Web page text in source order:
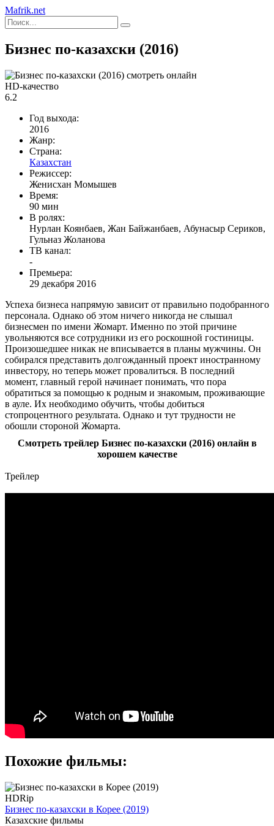
Mafrik.net
Бизнес по-казахски (2016)
HD-качество
6.2
Год выхода:
2016
Жанр:
Страна:
Казахстан
Режиссер:
Женисхан Момышев
Время:
90 мин
В ролях:
Нурлан Коянбаев, Жан Байжанбаев, Абунасыр Сериков,
Гульназ Жоланова
ТВ канал:
-
Премьера:
29 декабря 2016
Успеха бизнеса напрямую зависит от правильно подобранного
персонала. Однако об этом ничего никогда не слышал
бизнесмен по имени Жомарт. Именно по этой причине
увольняются все сотрудники из его роскошной гостиницы.
Произошедшее никак не вписывается в планы мужчины. Он
собирался представить долгожданный проект иностранному
инвестору, но теперь может провалиться. В последний
момент, главный герой начинает понимать, что пора
обратиться за помощью к родным и знакомым, проживающие
в ауле. Их необходимо обучить, чтобы добиться
стопроцентного результата. Однако и тут трудности не
обошли стороной Жомарта.
Смотреть трейлер Бизнес по-казахски (2016) онлайн в
хорошем качестве
Трейлер
Похожие фильмы:
HDRip
Бизнес по-казахски в Корее (2019)
Казахские фильмы